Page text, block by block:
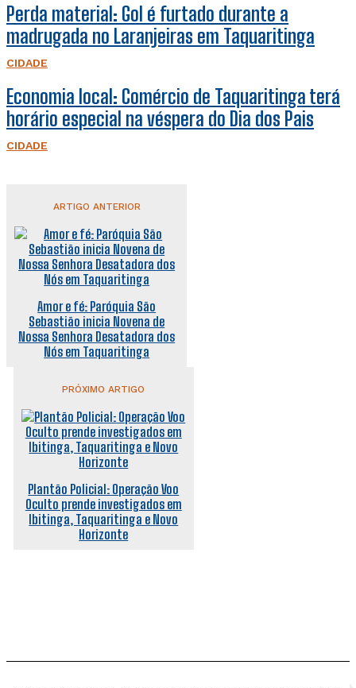
Perda material: Gol é furtado durante a
madrugada no Laranjeiras em Taquaritinga
CIDADE
Economia local: Comércio de Taquaritinga terá
horário especial na véspera do Dia dos Pais
CIDADE
ARTIGO ANTERIOR
Amor e fé: Paróquia São
Sebastião inicia Novena de
Nossa Senhora Desatadora dos
Nós em Taquaritinga
PRÓXIMO ARTIGO
Plantão Policial: Operação Voo
Oculto prende investigados em
Ibitinga, Taquaritinga e Novo
Horizonte